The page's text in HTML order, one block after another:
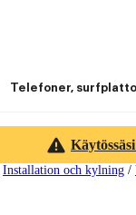
Telefoner,
Installation och kylning /